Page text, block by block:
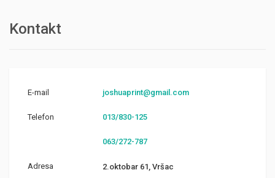
Kontakt
E-mail joshuaprint@gmail.com
Telefon 013/830-125
063/272-787
Adresa 2.oktobar 61, Vršac